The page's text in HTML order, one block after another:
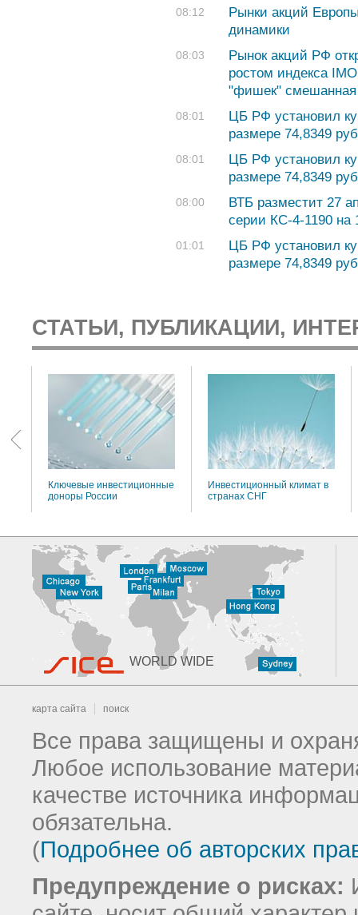
08:12
Рынки акций
динамики
08:03
Рынок акций РФ
ростом индекса
"фишек" смешанная
08:01
ЦБ РФ установил
размере 74,8349
08:01
ЦБ РФ установил
размере 74,8349
08:00
ВТБ разместит 27
серии КС-4-1190 на
01:01
ЦБ РФ установил
размере 74,8349
СТАТЬИ, ПУБЛИКАЦИИ,
Ключевые инвестиционные
доноры России
Инвестиционный климат в
странах СНГ
WORLD WIDE
карта сайта поиск
Все права защищены и
Любое использование
качестве источника
обязательна.
(Подробнее об авторских
Предупреждение о рисках: